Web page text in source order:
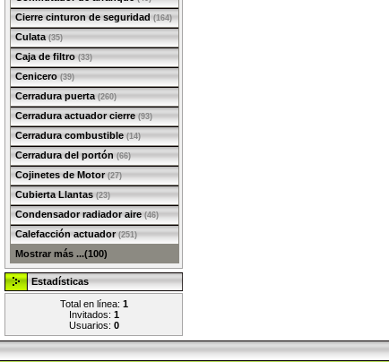
Cierre cinturon de seguridad (164)
Culata (35)
Caja de filtro (33)
Cenicero (39)
Cerradura puerta (260)
Cerradura actuador cierre (93)
Cerradura combustible (14)
Cerradura del portón (66)
Cojinetes de Motor (27)
Cubierta Llantas (23)
Condensador radiador aire (46)
Calefacción actuador (251)
Mostrar más ...(100)
Estadísticas
Total en línea: 1
Invitados: 1
Usuarios: 0